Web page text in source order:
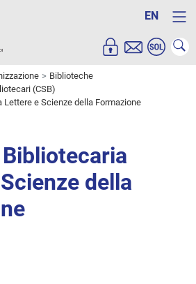
EN
Biblioteche
(CSB)
e Scienze della Formazione
della